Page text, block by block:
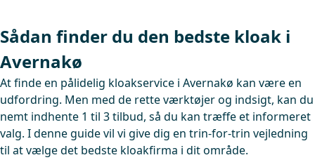
Sådan finder du den bedste kloak i
Avernakø
At finde en pålidelig kloakservice i Avernakø kan være en
udfordring. Men med de rette værktøjer og indsigt, kan du
nemt indhente 1 til 3 tilbud, så du kan træffe et informeret
valg. I denne guide vil vi give dig en trin-for-trin vejledning
til at vælge det bedste kloakfirma i dit område.